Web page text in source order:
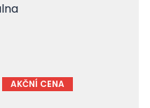
AKČNÍ CENA